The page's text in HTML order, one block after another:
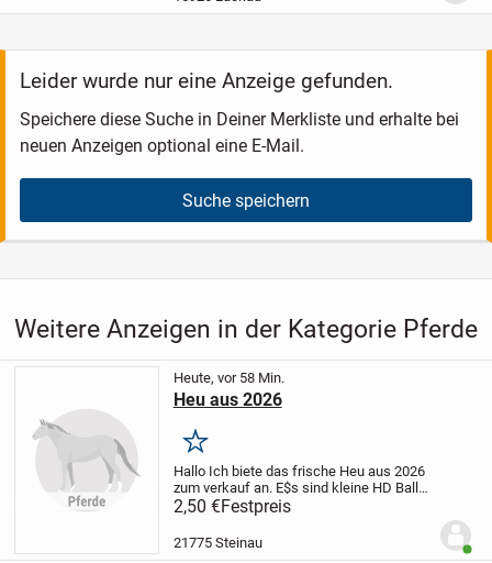
Leider wurde nur eine Anzeige gefunden.
Speichere diese Suche in Deiner Merkliste und erhalte bei
neuen Anzeigen optional eine E-Mail.
Suche speichern
Weitere Anzeigen in der Kategorie Pferde
Heute, vor 58 Min.
Heu aus 2026
Merken
Hallo Ich biete das frische Heu aus 2026
zum verkauf an. E$s sind kleine HD Ballen
mit der Claas Markant 40 eprest.
2,50 €Festpreis
21775 Steinau